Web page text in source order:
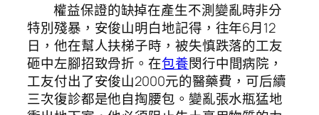
權益保證的缺掉在產生不測變亂時非分
特別殘暴，安俊山明白地記得，往年6月12
日，他在幫人扶梯子時，被失慎跌落的工友
砸中左腳招致骨折。在包養閔行中間病院，
工友付出了安俊山2000元的醫藥費，可后續
三次復診都是他自掏腰包。變亂張水瓶猛地